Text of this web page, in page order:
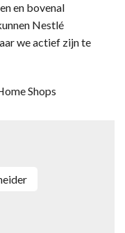
en bovenal
Nestlé
we actief zijn te
Shops